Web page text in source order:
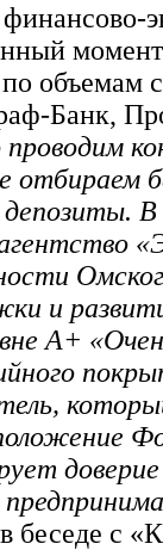
объемам
Банк,
отбираем
депозиты.
и
А+
беседе с